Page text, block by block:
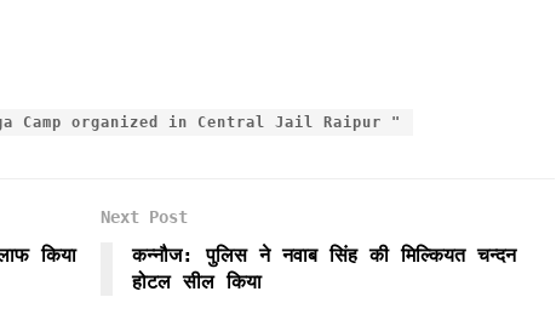
Camp organized in Central Jail Raipur "
किया
Next Post
कन्नौज: पुलिस ने नवाब सिंह की मिल्कियत चन्दन
होटल सील किया